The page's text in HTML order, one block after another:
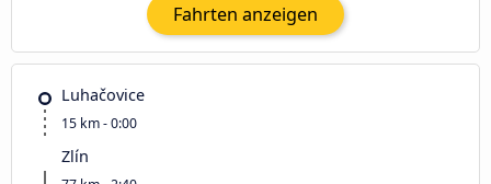
Fahrten anzeigen
Luhačovice
15 km - 0:00
Zlín